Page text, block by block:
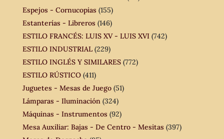
Espejos - Cornucopias (155)
Estanterías - Libreros (146)
ESTILO FRANCÉS: LUIS XV - LUIS XVI (742)
ESTILO INDUSTRIAL (229)
ESTILO INGLÉS Y SIMILARES (772)
ESTILO RÚSTICO (411)
Juguetes - Mesas de Juego (51)
Lámparas - Iluminación (324)
Máquinas - Instrumentos (92)
Mesa Auxiliar: Bajas - De Centro - Mesitas (397)